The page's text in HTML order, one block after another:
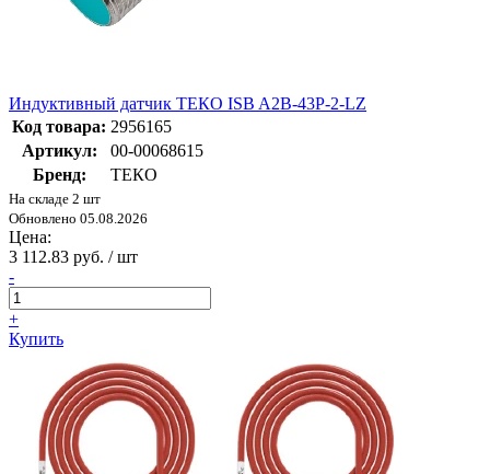
Индуктивный датчик ТЕКО ISB A2B-43P-2-LZ
Код товара: 2956165
Артикул:
00-00068615
Бренд:
ТЕКО
На складе 2 шт
Обновлено 05.08.2026
Цена:
3 112.83 руб. / шт
-
+
Купить